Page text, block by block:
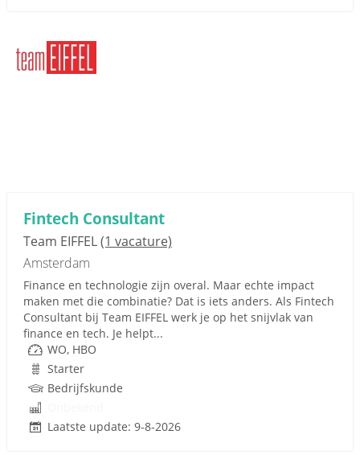
Fintech Consultant
Team EIFFEL(1 vacature)
Amsterdam
Finance en technologie zijn overal. Maar echte impact
maken met die combinatie? Dat is iets anders. Als Fintech
Consultant bij Team EIFFEL werk je op het snijvlak van
finance en tech. Je helpt...
WO, HBO
Starter
Bedrijfskunde
Laatste update: 9-8-2026